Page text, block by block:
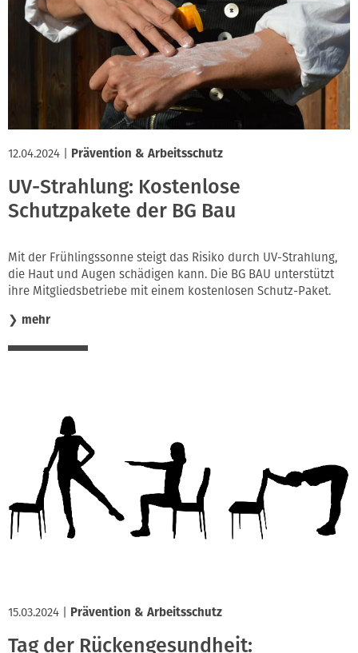
12.04.2024 Prävention & Arbeitsschutz
UV-Strahlung: Kostenlose
Schutzpakete der BG Bau
Mit der Frühlingssonne steigt das Risiko durch UV-Strahlung,
die Haut und Augen schädigen kann. Die BG BAU unterstützt
ihre Mitgliedsbetriebe mit einem kostenlosen Schutz-Paket.
❯ mehr
15.03.2024 Prävention & Arbeitsschutz
Tag der Rückengesundheit: